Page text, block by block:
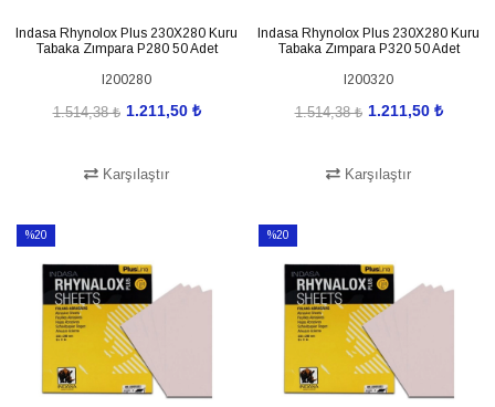
Indasa Rhynolox Plus 230X280 Kuru
Tabaka Zımpara P280 50 Adet
I200280
1.211,50 ₺
1.514,38 ₺
Karşılaştır
Indasa Rhynolox Plus 230X280 Kuru
Tabaka Zımpara P320 50 Adet
I200320
1.211,50 ₺
1.514,38 ₺
Karşılaştır
%20
%20İndirim
%20
%20İndirim